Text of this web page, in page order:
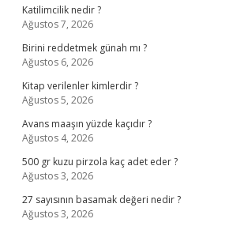
Katilimcilik nedir ?
Ağustos 7, 2026
Birini reddetmek günah mı ?
Ağustos 6, 2026
Kitap verilenler kimlerdir ?
Ağustos 5, 2026
Avans maaşın yüzde kaçıdır ?
Ağustos 4, 2026
500 gr kuzu pirzola kaç adet eder ?
Ağustos 3, 2026
27 sayısının basamak değeri nedir ?
Ağustos 3, 2026